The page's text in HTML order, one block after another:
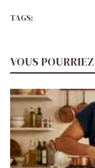
TAGS:
VOUS